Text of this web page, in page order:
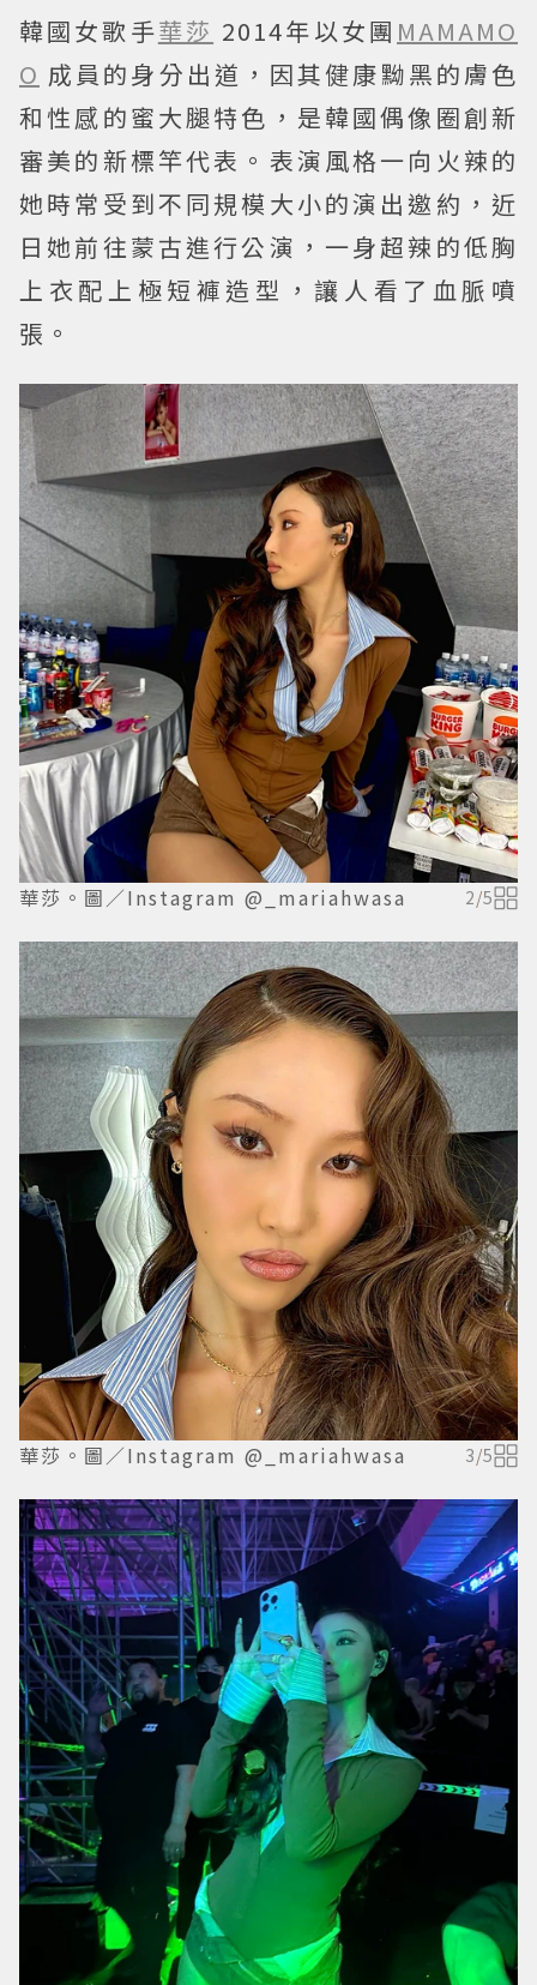
韓國女歌手華莎 2014年以女團 MAMAMO
O 成員的身分出道，因其健康黝黑的膚色
和性感的蜜大腿特色，是韓國偶像圈創新
審美的新標竿代表。表演風格一向火辣的
她時常受到不同規模大小的演出邀約，近
日她前往蒙古進行公演，一身超辣的低胸
上衣配上極短褲造型，讓人看了血脈噴
張。
華莎。圖／Instagram @_mariahwasa 2/5
華莎。圖／Instagram @_mariahwasa 3/5